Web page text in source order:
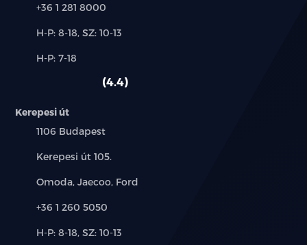
Telefon:
+36 1 281 8000
Új-
használt
H-P: 8-18, SZ: 10-13
Alkatrész,
H-P: 7-18
4.4
Kerepesi út
Település:
1106 Budapest
Cím:
Kerepesi út 105.
Márkák:
Omoda, Jaecoo, Ford
Telefon:
+36 1 260 5050
Új-
H-P: 8-18, SZ: 10-13